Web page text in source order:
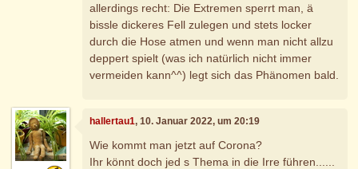
allerdings recht: Die Extremen sperrt man, ä
bissle dickeres Fell zulegen und stets locker
durch die Hose atmen und wenn man nicht allzu
deppert spielt (was ich natürlich nicht immer
vermeiden kann^^) legt sich das Phänomen bald.
hallertau1, 10. Januar 2022, um 20:19
Wie kommt man jetzt auf Corona?
Ihr könnt doch jed s Thema in die Irre führen......